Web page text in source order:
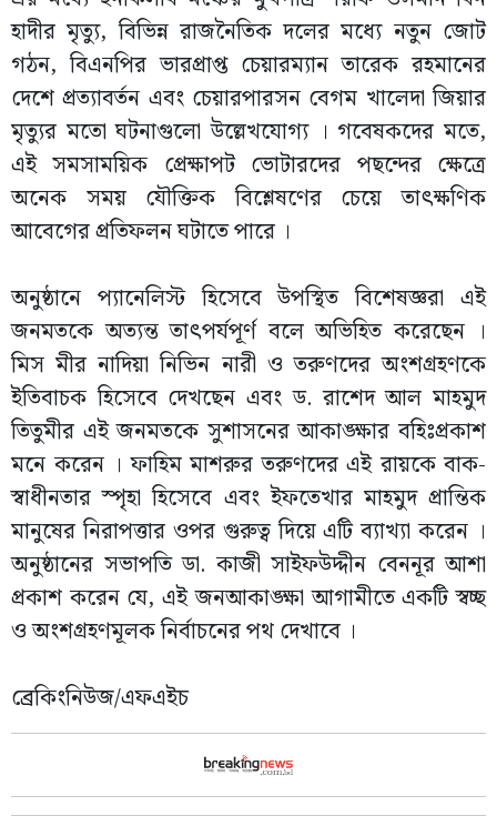
হাদীর মৃত্যু, বিভিন্ন রাজনৈতিক দলের মধ্যে নতুন জোট
গঠন, বিএনপির ভারপ্রাপ্ত চেয়ারম্যান তারেক রহমানের
দেশে প্রত্যাবর্তন এবং চেয়ারপারসন বেগম খালেদা জিয়ার
মৃত্যুর মতো ঘটনাগুলো উল্লেখযোগ্য । গবেষকদের মতে,
এই সমসাময়িক প্রেক্ষাপট ভোটারদের পছন্দের ক্ষেত্রে
অনেক সময় যৌক্তিক বিশ্লেষণের চেয়ে তাৎক্ষণিক
আবেগের প্রতিফলন ঘটাতে পারে ।
অনুষ্ঠানে প্যানেলিস্ট হিসেবে উপস্থিত বিশেষজ্ঞরা এই
জনমতকে অত্যন্ত তাৎপর্যপূর্ণ বলে অভিহিত করেছেন ।
মিস মীর নাদিয়া নিভিন নারী ও তরুণদের অংশগ্রহণকে
ইতিবাচক হিসেবে দেখছেন এবং ড. রাশেদ আল মাহমুদ
তিতুমীর এই জনমতকে সুশাসনের আকাঙ্ক্ষার বহিঃপ্রকাশ
মনে করেন । ফাহিম মাশরুর তরুণদের এই রায়কে বাক-
স্বাধীনতার স্পৃহা হিসেবে এবং ইফতেখার মাহমুদ প্রান্তিক
মানুষের নিরাপত্তার ওপর গুরুত্ব দিয়ে এটি ব্যাখ্যা করেন ।
অনুষ্ঠানের সভাপতি ডা. কাজী সাইফউদ্দীন বেননূর আশা
প্রকাশ করেন যে, এই জনআকাঙ্ক্ষা আগামীতে একটি স্বচ্ছ
ও অংশগ্রহণমূলক নির্বাচনের পথ দেখাবে ।
ব্রেকিংনিউজ/এফএইচ